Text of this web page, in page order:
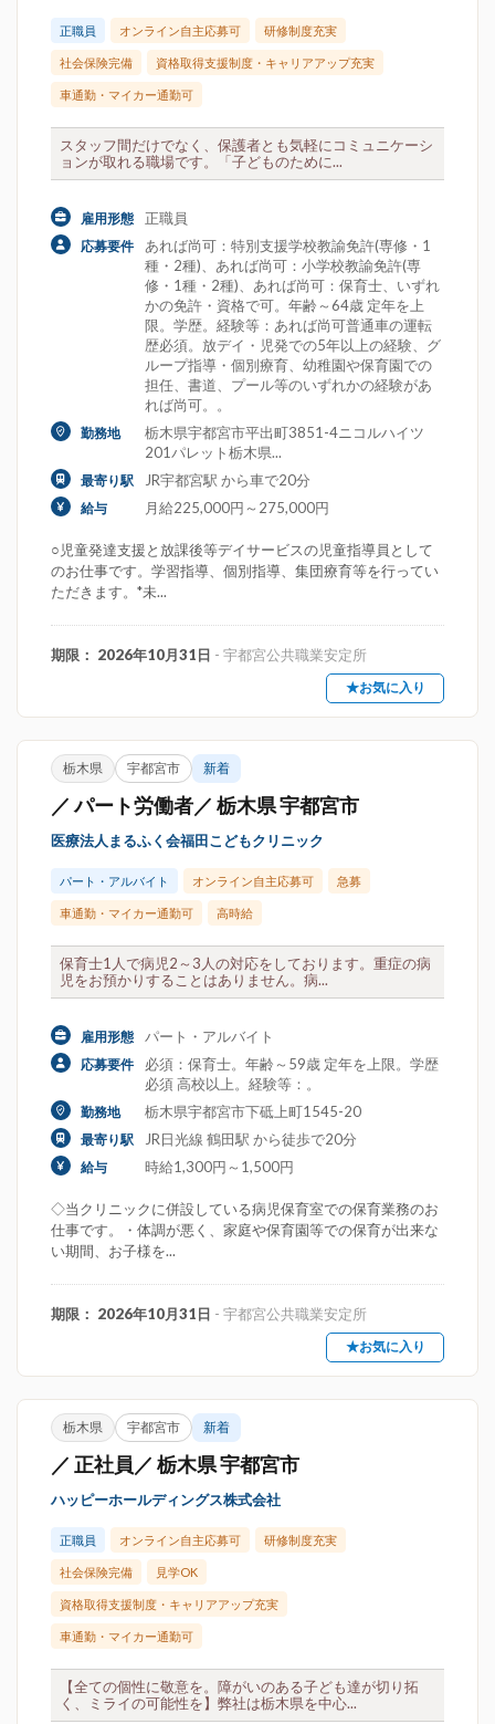
正職員 オンライン自主応募可 研修制度充実
社会保険完備 資格取得支援制度・キャリアアップ充実
車通勤・マイカー通勤可
スタッフ間だけでなく、保護者とも気軽にコミュニケーシ
ョンが取れる職場です。「子どものために...
雇用形態 正職員
応募要件
あれば尚可：特別支援学校教諭免許(専修・1
種・2種)、あれば尚可：小学校教諭免許(専
修・1種・2種)、あれば尚可：保育士、いずれ
かの免許・資格で可。年齢～64歳 定年を上
限。学歴。経験等：あれば尚可普通車の運転
歴必須。放デイ・児発での5年以上の経験、グ
ループ指導・個別療育、幼稚園や保育園での
担任、書道、プール等のいずれかの経験があ
れば尚可。。
勤務地
栃木県宇都宮市平出町3851-4ニコルハイツ
201パレット栃木県...
最寄り駅 JR宇都宮駅 から車で20分
給与 月給225,000円～275,000円
○児童発達支援と放課後等デイサービスの児童指導員として
のお仕事です。学習指導、個別指導、集団療育等を行ってい
ただきます。*未...
期限： 2026年10月31日 - 宇都宮公共職業安定所
★お気に入り
栃木県 宇都宮市 新着
／ パート労働者／ 栃木県 宇都宮市
医療法人まるふく会福田こどもクリニック
パート・アルバイト オンライン自主応募可 急募
車通勤・マイカー通勤可 高時給
保育士1人で病児2～3人の対応をしております。重症の病
児をお預かりすることはありません。病...
雇用形態 パート・アルバイト
応募要件
必須：保育士。年齢～59歳 定年を上限。学歴
必須 高校以上。経験等：。
勤務地 栃木県宇都宮市下砥上町1545-20
最寄り駅 JR日光線 鶴田駅 から徒歩で20分
給与 時給1,300円～1,500円
◇当クリニックに併設している病児保育室での保育業務のお
仕事です。・体調が悪く、家庭や保育園等での保育が出来な
い期間、お子様を...
期限： 2026年10月31日 - 宇都宮公共職業安定所
★お気に入り
栃木県 宇都宮市 新着
／ 正社員／ 栃木県 宇都宮市
ハッピーホールディングス株式会社
正職員 オンライン自主応募可 研修制度充実
社会保険完備 見学OK
資格取得支援制度・キャリアアップ充実
車通勤・マイカー通勤可
【全ての個性に敬意を。障がいのある子ども達が切り拓
く、ミライの可能性を】弊社は栃木県を中心...